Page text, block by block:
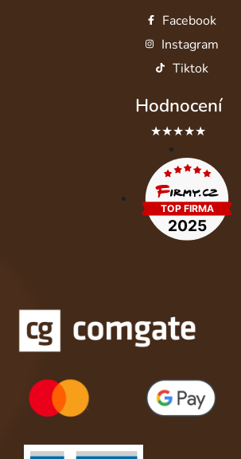
Facebook
Instagram
Tiktok
Hodnocení
★★★★★